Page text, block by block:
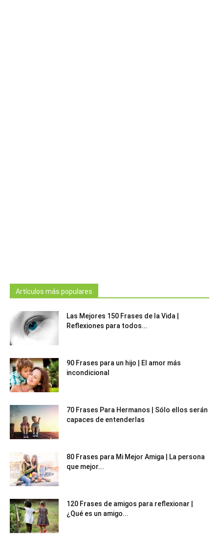
Artículos más populares
Las Mejores 150 Frases de la Vida |
Reflexiones para todos...
90 Frases para un hijo | El amor más
incondicional
70 Frases Para Hermanos | Sólo ellos serán
capaces de entenderlas
80 Frases para Mi Mejor Amiga | La persona
que mejor...
120 Frases de amigos para reflexionar |
¿Qué es un amigo...